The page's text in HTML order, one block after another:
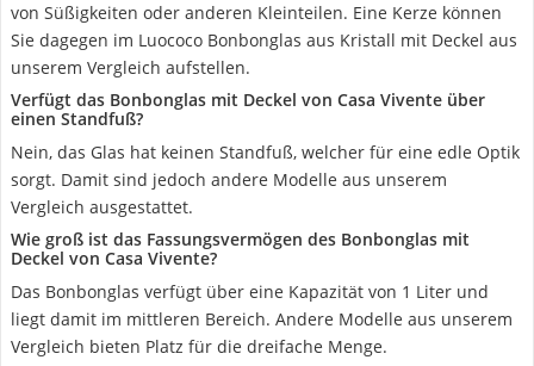
von Süßigkeiten oder anderen Kleinteilen. Eine Kerze können
Sie dagegen im Luococo Bonbonglas aus Kristall mit Deckel aus
unserem Vergleich aufstellen.
Verfügt das Bonbonglas mit Deckel von Casa Vivente über
einen Standfuß?
Nein, das Glas hat keinen Standfuß, welcher für eine edle Optik
sorgt. Damit sind jedoch andere Modelle aus unserem
Vergleich ausgestattet.
Wie groß ist das Fassungsvermögen des Bonbonglas mit
Deckel von Casa Vivente?
Das Bonbonglas verfügt über eine Kapazität von 1 Liter und
liegt damit im mittleren Bereich. Andere Modelle aus unserem
Vergleich bieten Platz für die dreifache Menge.